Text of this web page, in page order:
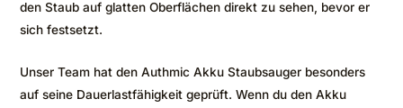
den Staub auf glatten Oberflächen direkt zu sehen, bevor er
sich festsetzt.
Unser Team hat den Authmic Akku Staubsauger besonders
auf seine Dauerlastfähigkeit geprüft. Wenn du den Akku